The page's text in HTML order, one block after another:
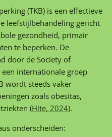
(TKB) is een effectieve
leefstijlbehandeling gericht
gezondheid, primair
te beperken. De
door de Society of
internationale groep
wordt steeds vaker
zoals obesitas,
(Hite, 2024).
onderscheiden: